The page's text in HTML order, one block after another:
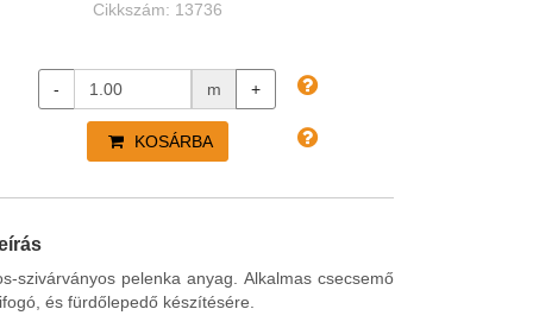
Cikkszám: 13736
- m +
KOSÁRBA
szivárványos pelenka anyag. Alkalmas csecsemő
és fürdőlepedő készítésére.